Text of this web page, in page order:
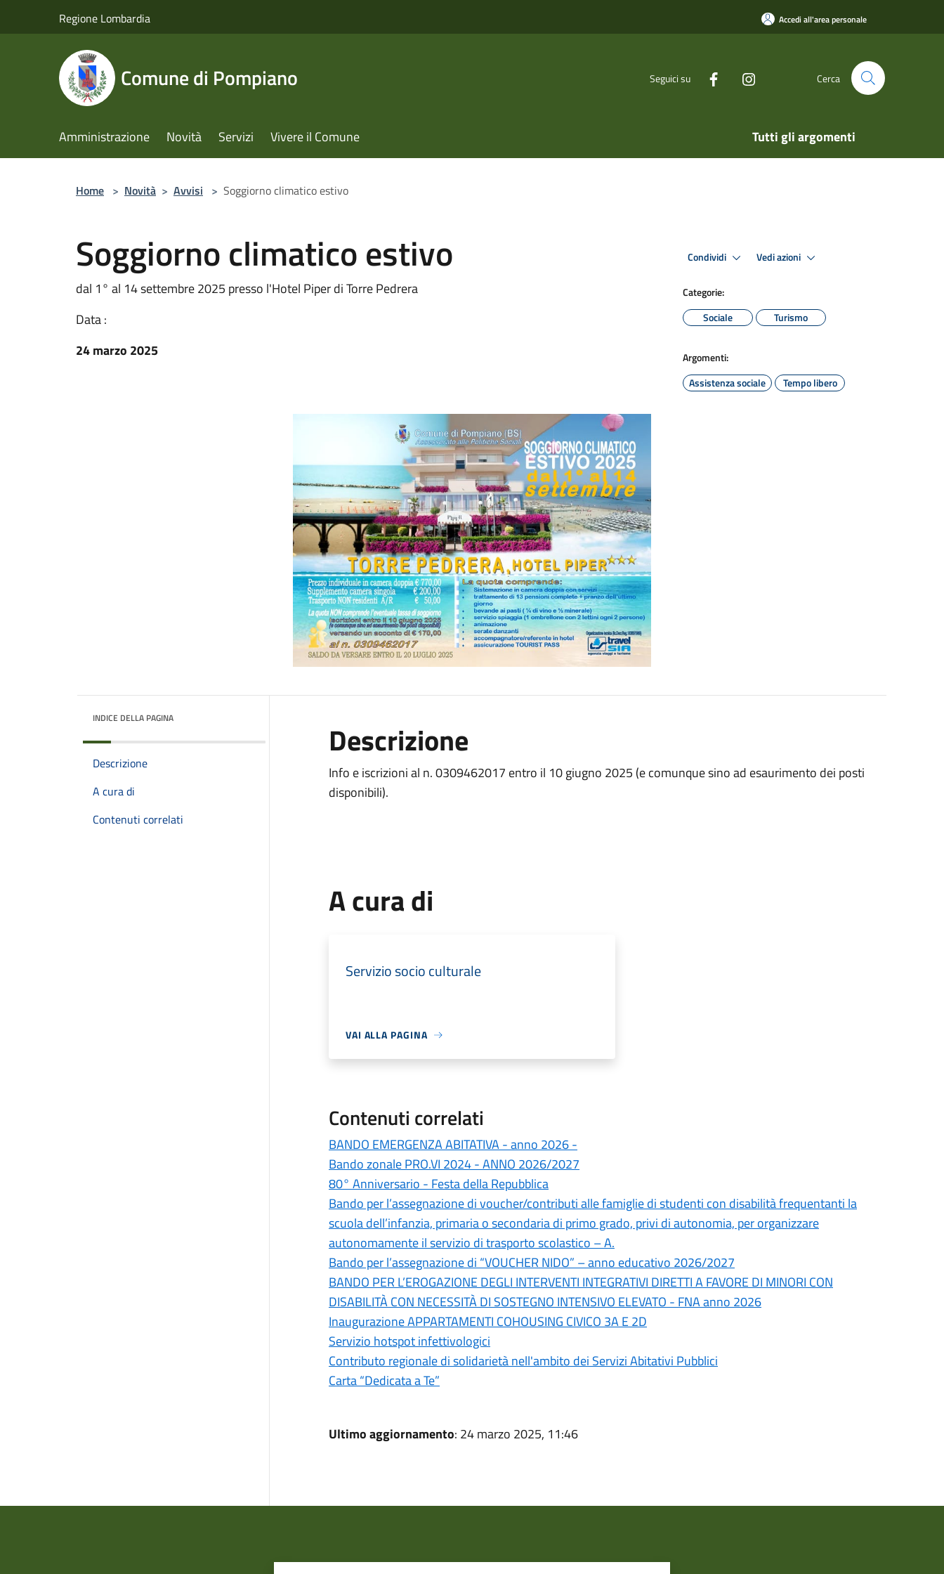
Regione Lombardia Accedi all'area personale
Comune di Pompiano Seguici su Cerca
Amministrazione Novità Servizi Vivere il Comune Tutti gli argomenti
Home > Novità > Avvisi > Soggiorno climatico estivo
Soggiorno climatico estivo
dal 1° al 14 settembre 2025 presso l'Hotel Piper di Torre Pedrera
Data :
24 marzo 2025
Condividi Vedi azioni
Categorie:
Sociale
Turismo
Argomenti:
Assistenza sociale
Tempo libero
INDICE DELLA PAGINA
Descrizione
A cura di
Contenuti correlati
Descrizione
Info e iscrizioni al n. 0309462017 entro il 10 giugno 2025 (e comunque sino ad esaurimento dei posti
disponibili).
A cura di
Servizio socio culturale
VAI ALLA PAGINA
Contenuti correlati
BANDO EMERGENZA ABITATIVA - anno 2026 -
Bando zonale PRO.VI 2024 - ANNO 2026/2027
80° Anniversario - Festa della Repubblica
Bando per l’assegnazione di voucher/contributi alle famiglie di studenti con disabilità frequentanti la
scuola dell’infanzia, primaria o secondaria di primo grado, privi di autonomia, per organizzare
autonomamente il servizio di trasporto scolastico – A.
Bando per l’assegnazione di “VOUCHER NIDO” – anno educativo 2026/2027
BANDO PER L’EROGAZIONE DEGLI INTERVENTI INTEGRATIVI DIRETTI A FAVORE DI MINORI CON
DISABILITÀ CON NECESSITÀ DI SOSTEGNO INTENSIVO ELEVATO - FNA anno 2026
Inaugurazione APPARTAMENTI COHOUSING CIVICO 3A E 2D
Servizio hotspot infettivologici
Contributo regionale di solidarietà nell'ambito dei Servizi Abitativi Pubblici
Carta “Dedicata a Te”
Ultimo aggiornamento: 24 marzo 2025, 11:46